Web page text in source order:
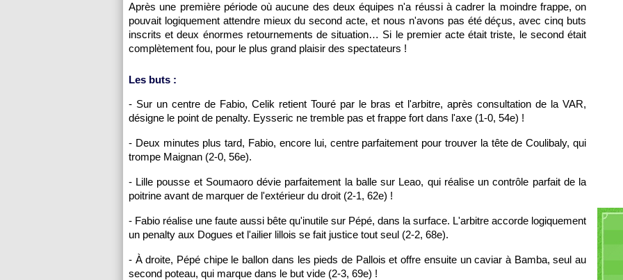
Après une première période où aucune des deux équipes n'a réussi à cadrer la moindre frappe, on
pouvait logiquement attendre mieux du second acte, et nous n'avons pas été déçus, avec cinq buts
inscrits et deux énormes retournements de situation… Si le premier acte était triste, le second était
complètement fou, pour le plus grand plaisir des spectateurs !
Les buts :
- Sur un centre de Fabio, Celik retient Touré par le bras et l'arbitre, après consultation de la VAR,
désigne le point de penalty. Eysseric ne tremble pas et frappe fort dans l'axe (1-0, 54e) !
- Deux minutes plus tard, Fabio, encore lui, centre parfaitement pour trouver la tête de Coulibaly, qui
trompe Maignan (2-0, 56e).
- Lille pousse et Soumaoro dévie parfaitement la balle sur Leao, qui réalise un contrôle parfait de la
poitrine avant de marquer de l'extérieur du droit (2-1, 62e) !
- Fabio réalise une faute aussi bête qu'inutile sur Pépé, dans la surface. L'arbitre accorde logiquement
un penalty aux Dogues et l'ailier lillois se fait justice tout seul (2-2, 68e).
- À droite, Pépé chipe le ballon dans les pieds de Pallois et offre ensuite un caviar à Bamba, seul au
second poteau, qui marque dans le but vide (2-3, 69e) !